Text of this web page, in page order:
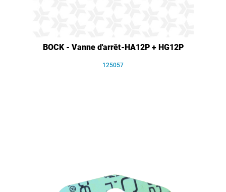
BOCK - Vanne d'arrêt-HA12P + HG12P
125057